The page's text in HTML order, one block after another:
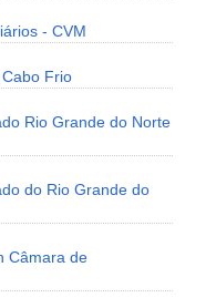
- CVM
Frio
Rio Grande do Norte
do Rio Grande do
Câmara de